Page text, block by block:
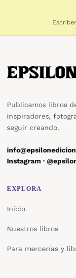
Publicamos libros
inspiradores,
seguir creando.
Instagram ·
EXPLORA
Inicio
Nuestros libros
Para mercerías y